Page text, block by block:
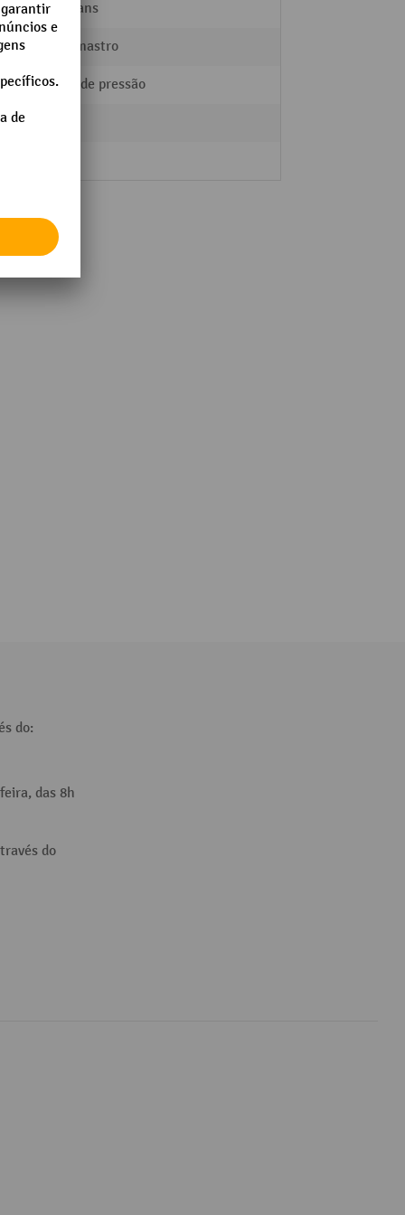
Logitrans
Monomastro
Botão de pressão
do:
das 8h
do